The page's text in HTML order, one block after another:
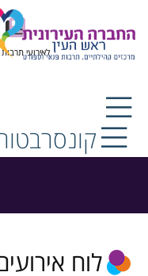
לאירועי תרבות
לוח